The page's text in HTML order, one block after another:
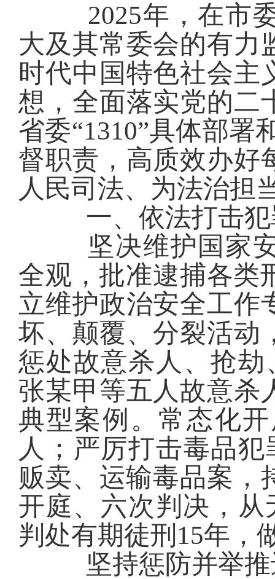
2025年，在市
大及其常委会的有力
时代中国特色社会主
想，全面落实党的二
省委“1310”具体部署
督职责，高质效办好
人民司法、为法治担
一、 依法打击
坚决维护国家
全观 ，批准逮捕各类
立维护政治安全工作
坏、颠覆、分裂活动
惩处故意杀人、抢
张某甲等五人故意杀
典型案例 。常态化
人
； 严厉打击毒品犯
贩卖、运输毒品案，
开庭、六次判决，从
判处有期徒刑15年，
坚持惩防并举